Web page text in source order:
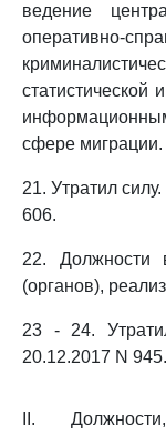
ведение
статистической
сфере миграции.
21. Утратил
606.
22. Должности
(органов),
23 - 24.
20.12.2017 N 945.
II.